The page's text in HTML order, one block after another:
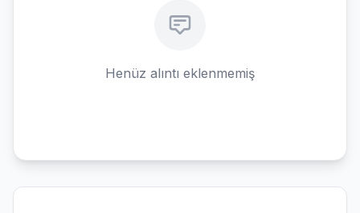
Henüz alıntı eklenmemiş